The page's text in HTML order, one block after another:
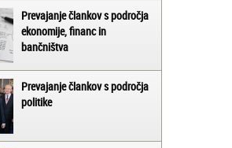
Prevajanje člankov s področja
ekonomije, financ in
bančništva
Prevajanje člankov s področja
politike